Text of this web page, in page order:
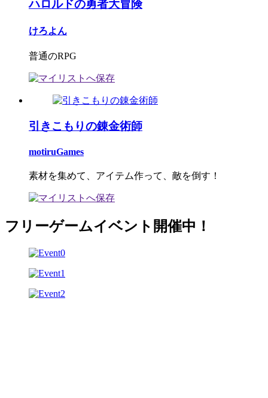
ハロルドの勇者大冒険
けろよん
普通のRPG
引きこもりの錬金術師
motiruGames
素材を集めて、アイテム作って、敵を倒す！
フリーゲームイベント開催中！